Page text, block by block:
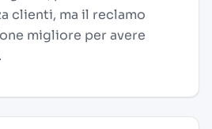
clienti, ma il reclamo
migliore per avere